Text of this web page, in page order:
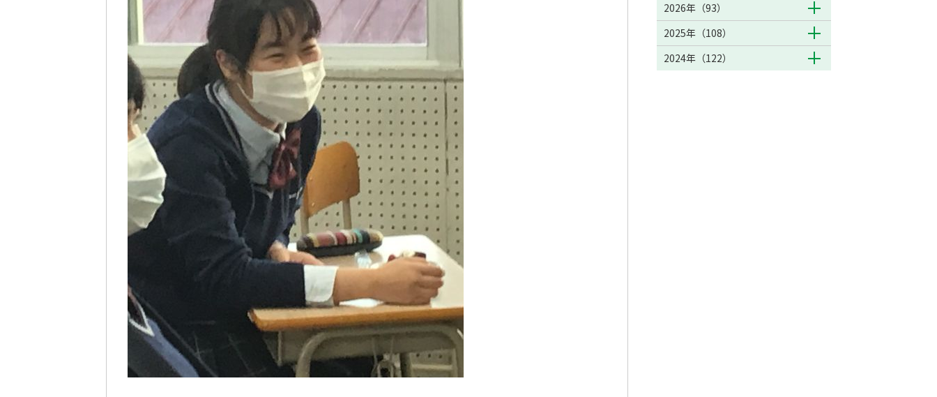
2026年（93）
2025年（108）
2024年（122）